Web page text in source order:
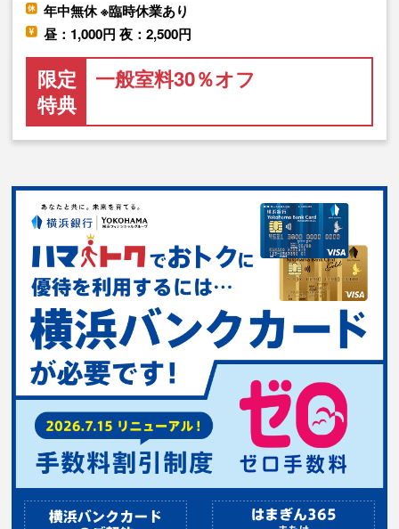
年中無休 ※臨時休業あり
昼：1,000円 夜：2,500円
限定
特典
一般室料30％オフ